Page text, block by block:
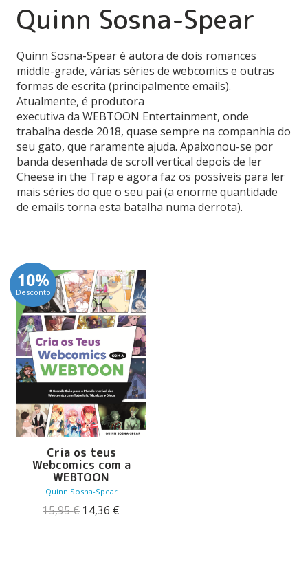
Quinn Sosna-Spear
Quinn Sosna-Spear é autora de dois romances
middle-grade, várias séries de webcomics e outras
formas de escrita (principalmente emails).
Atualmente, é produtora
executiva da WEBTOON Entertainment, onde
trabalha desde 2018, quase sempre na companhia do
seu gato, que raramente ajuda. Apaixonou-se por
banda desenhada de scroll vertical depois de ler
Cheese in the Trap e agora faz os possíveis para ler
mais séries do que o seu pai (a enorme quantidade
de emails torna esta batalha numa derrota).
10%
Desconto
Cria os teus
Webcomics com a
WEBTOON
Quinn Sosna-Spear
15,95€ O
14,36 €